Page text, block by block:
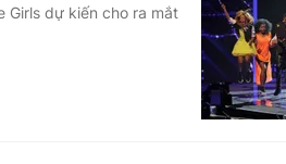
Girls dự kiến cho ra mắt